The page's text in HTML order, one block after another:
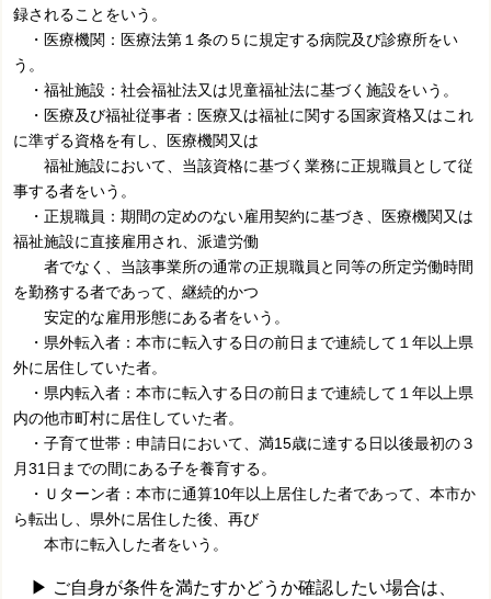
録されることをいう。
・医療機関：医療法第１条の５に規定する病院及び診療所をい
う。
・福祉施設：社会福祉法又は児童福祉法に基づく施設をいう。
・医療及び福祉従事者：医療又は福祉に関する国家資格又はこれ
に準ずる資格を有し、医療機関又は
福祉施設において、当該資格に基づく業務に正規職員として従
事する者をいう。
・正規職員：期間の定めのない雇用契約に基づき、医療機関又は
福祉施設に直接雇用され、派遣労働
者でなく、当該事業所の通常の正規職員と同等の所定労働時間
を勤務する者であって、継続的かつ
安定的な雇用形態にある者をいう。
・県外転入者：本市に転入する日の前日まで連続して１年以上県
外に居住していた者。
・県内転入者：本市に転入する日の前日まで連続して１年以上県
内の他市町村に居住していた者。
・子育て世帯：申請日において、満15歳に達する日以後最初の３
月31日までの間にある子を養育する。
・Ｕターン者：本市に通算10年以上居住した者であって、本市か
ら転出し、県外に居住した後、再び
本市に転入した者をいう。
▶ ご自身が条件を満たすかどうか確認したい場合は、